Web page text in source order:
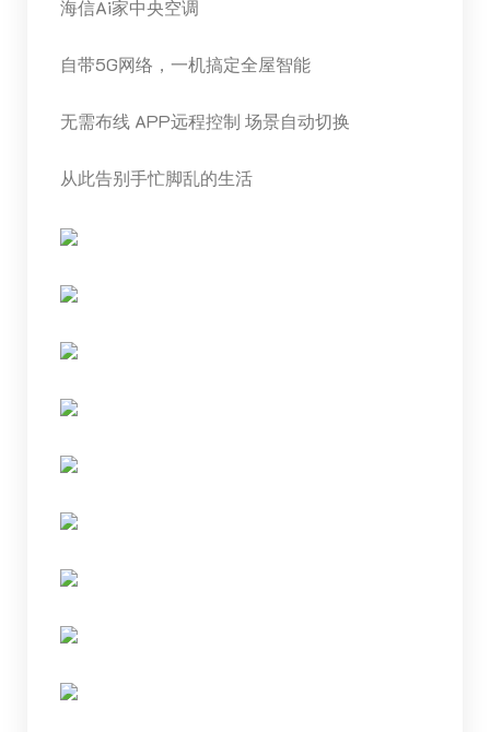
海信Ai家中央空调
自带5G网络，一机搞定全屋智能
无需布线 APP远程控制 场景自动切换
从此告别手忙脚乱的生活